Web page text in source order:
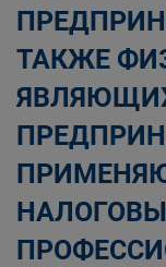
ТАКЖЕ